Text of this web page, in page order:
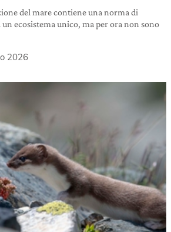
del mare contiene una norma di
ecosistema unico, ma per ora non sono
2026